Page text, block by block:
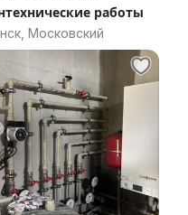
работы
Московский